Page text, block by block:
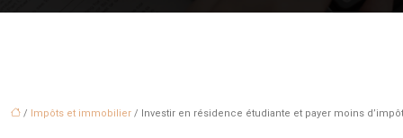
/ Impôts et immobilier / Investir en résidence étudiante et payer moins d’impôt